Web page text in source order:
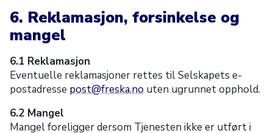
6. Reklamasjon, forsinkelse og
mangel
6.1 Reklamasjon
Eventuelle reklamasjoner rettes til Selskapets e-
postadresse post@freska.no uten ugrunnet opphold.
6.2 Mangel
Mangel foreligger dersom Tjenesten ikke er utført i